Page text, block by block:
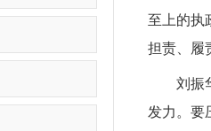
至上的执
担责、履
刘振
发力。要